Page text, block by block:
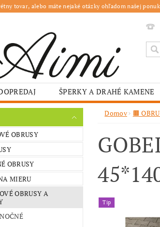
tovar, alebo máte nejaké otázky ohľadom našej
ŠPERKY A DRAHÉ KAMENE
🍽️ GASTRO JESENNÉ OBRUSY
– TIPY NA DARČEKY
ŠKOLY A VEREJNÉ
OBRUSY
OBRUSY
MIERU
OBRUSY A
Domov 🟫
Tip